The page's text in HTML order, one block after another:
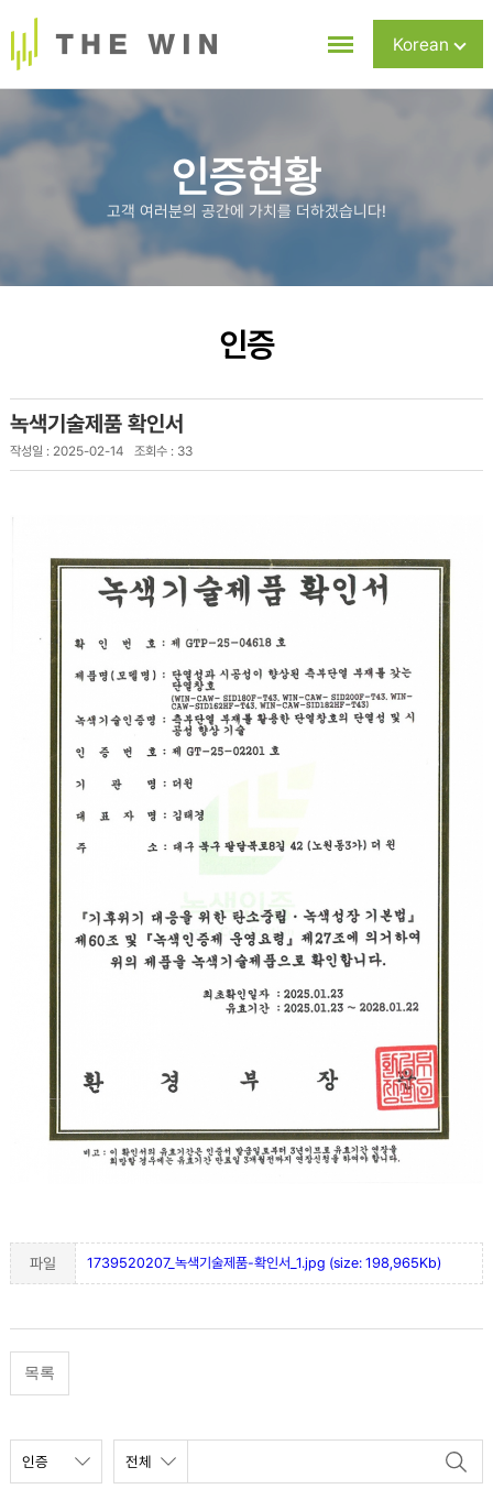
Korean
English
Chinese
인증현황
고객 여러분의 공간에 가치를 더하겠습니다!
인증
녹색기술제품 확인서
작성일 : 2025-02-14 조회수 : 33
파일 1739520207_녹색기술제품-확인서_1.jpg (size: 198,965Kb)
목록